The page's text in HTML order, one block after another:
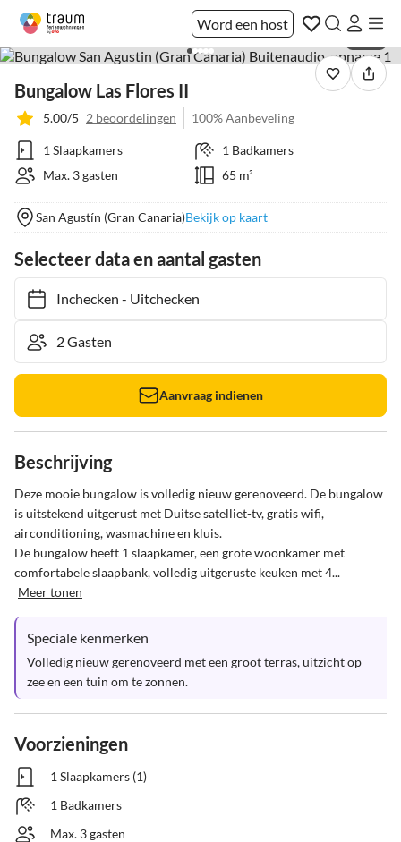
Word een host
Bungalow Las Flores II
5.00/5 2 beoordelingen 100% Aanbeveling
1 Slaapkamers
1 Badkamers
Max. 3 gasten
65 m²
San Agustín (Gran Canaria)Bekijk op kaart
Selecteer data en aantal gasten
Inchecken- Uitchecken
Aanvraag indienen
Beschrijving
Deze mooie bungalow is volledig nieuw gerenoveerd. De bungalow
is uitstekend uitgerust met Duitse satelliet-tv, gratis wifi,
airconditioning, wasmachine en kluis.
De bungalow heeft 1 slaapkamer, een grote woonkamer met
comfortabele slaapbank, volledig uitgeruste keuken met 4...
Meer tonen
Speciale kenmerken
Volledig nieuw gerenoveerd met een groot terras, uitzicht op
zee en een tuin om te zonnen.
Voorzieningen
1 Slaapkamers (1)
1 Badkamers
Max. 3 gasten